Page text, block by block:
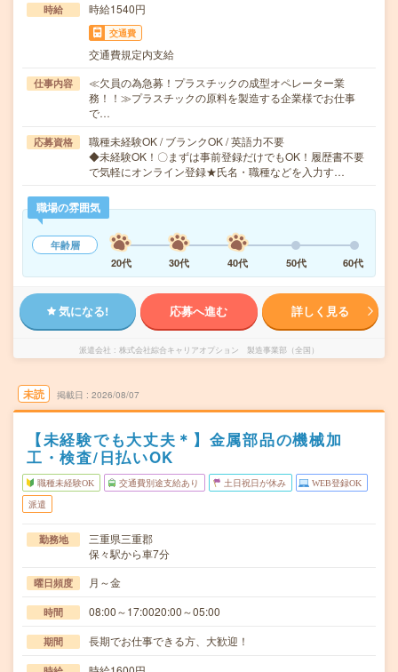
時給 時給1540円
交通費
交通費規定内支給
仕事内容
≪欠員の為急募！プラスチックの成型オペレーター業
務！！≫プラスチックの原料を製造する企業様でお仕事
で…
応募資格
職種未経験OK / ブランクOK / 英語力不要
◆未経験OK！〇まずは事前登録だけでもOK！履歴書不要
で気軽にオンライン登録★氏名・職種などを入力す…
職場の雰囲気
年齢層
20代
30代 40代 50代 60代
気になる! 応募へ進む 詳しく見る
派遣会社 株式会社綜合キャリアオプション 製造事業部（全国）
未読 掲載日 2026/08/07
【未経験でも大丈夫＊】金属部品の機械加
工・検査/日払いOK
職種未経験OK 交通費別途支給あり 土日祝日が休み WEB登録OK
派遣
勤務地
三重県三重郡
保々駅から車7分
曜日頻度 月～金
時間 08:00～17:0020:00～05:00
期間 長期でお仕事できる方、大歓迎！